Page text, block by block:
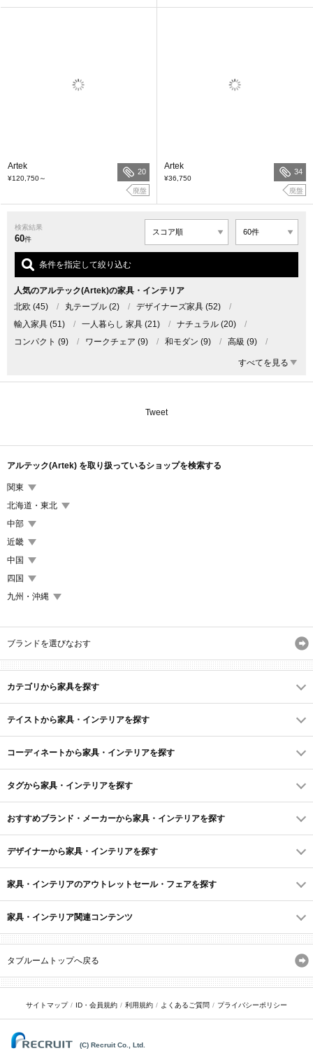
Artek
¥120,750～
20
廃盤
Artek
¥36,750
34
廃盤
検索結果
60件
条件を指定して絞り込む
人気のアルテック(Artek)の家具・インテリア
北欧 (45) / 丸テーブル (2) / デザイナーズ家具 (52)
/
輸入家具 (51) / 一人暮らし 家具 (21) / ナチュラル (20)
/
コンパクト (9) / ワークチェア (9) / 和モダン (9) / 高級 (9)
/
ローチェア (6)
/
HOUSING(ハウジング)2015年6月号(2)
モダン(2) / リビング(2) / リラックスインテリア(2) / 円卓(2)
すべてを見る
Tweet
アルテック(Artek) を取り扱っているショップを検索する
関東
北海道・東北
中部
近畿
中国
四国
九州・沖縄
ブランドを選びなおす
カテゴリから家具を探す
テイストから家具・インテリアを探す
コーディネートから家具・インテリアを探す
タグから家具・インテリアを探す
おすすめブランド・メーカーから家具・インテリアを探す
デザイナーから家具・インテリアを探す
家具・インテリアのアウトレットセール・フェアを探す
家具・インテリア関連コンテンツ
タブルームトップへ戻る
サイトマップ ID・会員規約 利用規約 よくあるご質問 プライバシーポリシー
(C) Recruit Co., Ltd.